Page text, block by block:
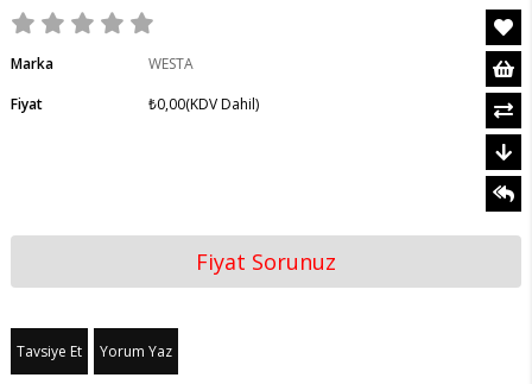
Marka
WESTA
Fiyat
₺0,00(KDV Dahil)
Fiyat Sorunuz
Tavsiye Et Yorum Yaz